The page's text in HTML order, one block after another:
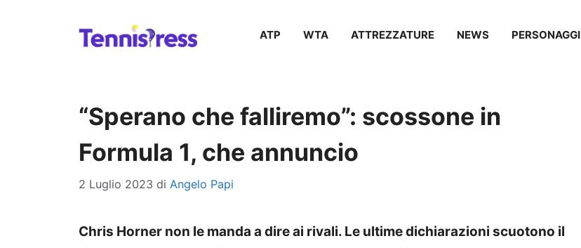
ATP WTA ATTREZZATURE NEWS PERSONAGGI
“Sperano che falliremo”: scossone in
Formula 1, che annuncio
2 Luglio 2023 di Angelo Papi
Chris Horner non le manda a dire ai rivali. Le ultime dichiarazioni scuotono il